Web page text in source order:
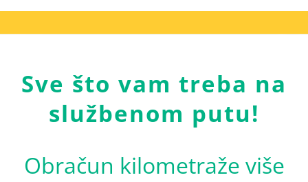
Sve što vam treba na
službenom putu!
Obračun kilometraže više